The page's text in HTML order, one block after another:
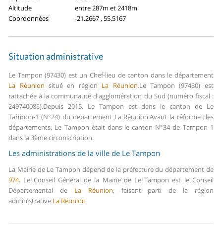
Altitude
entre 287m et 2418m
Coordonnées
-21.2667 , 55.5167
Situation administrative
Le Tampon (97430) est un Chef-lieu de canton dans le département
La Réunion situé en région La Réunion.Le Tampon (97430) est
rattachée à la communauté d'agglomération du Sud (numéro fiscal :
249740085).Depuis 2015, Le Tampon est dans le canton de Le
Tampon-1 (N°24) du département La Réunion.Avant la réforme des
départements, Le Tampon était dans le canton N°34 de Tampon 1
dans la 3ème circonscription.
Les administrations de la ville de Le Tampon
La Mairie de Le Tampon dépend de la préfecture du département de
974. Le Conseil Général de la Mairie de Le Tampon est le Conseil
Départemental de La Réunion, faisant parti de la région
administrative La Réunion